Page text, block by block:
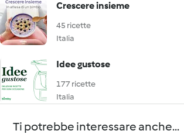
Crescere insieme
45 ricette
Italia
Idee gustose
177 ricette
Italia
Ti potrebbe interessare anche...